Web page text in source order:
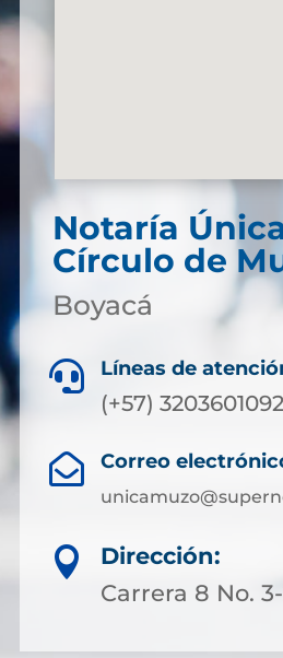
Notaría
Círculo de
Boyacá
 Líneas de
(+57) 3203601092
 Correo

Dirección:
Carrera 8 No.